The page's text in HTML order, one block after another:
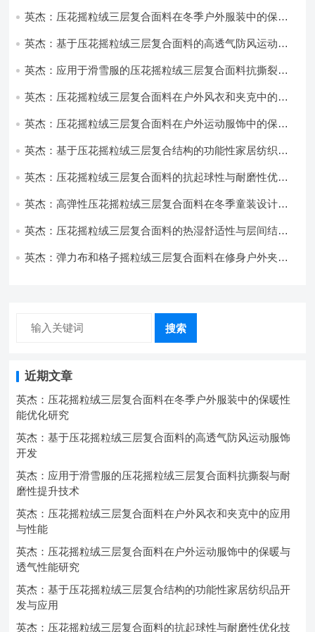
英杰：压花摇粒绒三层复合面料在冬季户外服装中的保暖
英杰：基于压花摇粒绒三层复合面料的高透气防风运动服
英杰：应用于滑雪服的压花摇粒绒三层复合面料抗撕裂与
英杰：压花摇粒绒三层复合面料在户外风衣和夹克中的应
英杰：压花摇粒绒三层复合面料在户外运动服饰中的保暖
英杰：基于压花摇粒绒三层复合结构的功能性家居纺织品
英杰：压花摇粒绒三层复合面料的抗起球性与耐磨性优化
英杰：高弹性压花摇粒绒三层复合面料在冬季童装设计中
英杰：压花摇粒绒三层复合面料的热湿舒适性与层间结合
英杰：弹力布和格子摇粒绒三层复合面料在修身户外夹克
搜索
近期文章
英杰：压花摇粒绒三层复合面料在冬季户外服装中的保暖性
能优化研究
英杰：基于压花摇粒绒三层复合面料的高透气防风运动服饰
开发
英杰：应用于滑雪服的压花摇粒绒三层复合面料抗撕裂与耐
磨性提升技术
英杰：压花摇粒绒三层复合面料在户外风衣和夹克中的应用
与性能
英杰：压花摇粒绒三层复合面料在户外运动服饰中的保暖与
透气性能研究
英杰：基于压花摇粒绒三层复合结构的功能性家居纺织品开
发与应用
英杰：压花摇粒绒三层复合面料的抗起球性与耐磨性优化技